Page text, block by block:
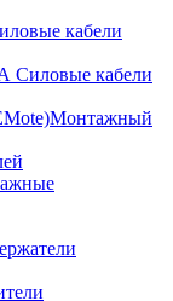
кабели
Силовые кабели
Монтажный